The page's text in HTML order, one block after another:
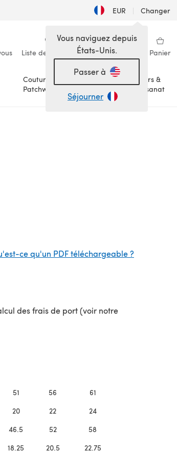
EUR | Changer
Liste de souhaits Ma bibliothèque Panier
Couture &
Patchwork
Loisirs &
Artisanat
Vous naviguez depuis
États-Unis.
Passer à
Séjourner
ce qu'un PDF téléchargeable ?
des frais de port (voir notre
51 56 61
20 22 24
46.5 52 58
18.25 20.5 22.75